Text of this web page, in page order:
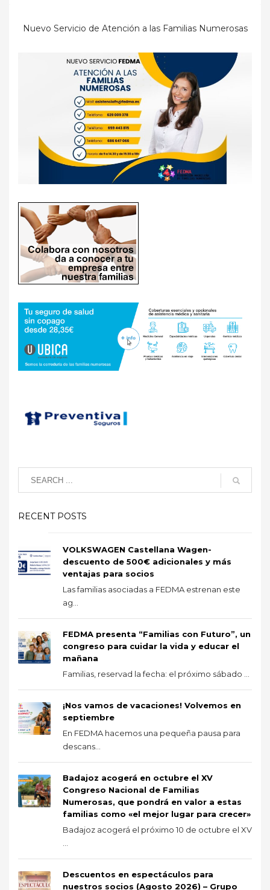
Nuevo Servicio de Atención a las Familias Numerosas
RECENT POSTS
VOLKSWAGEN Castellana Wagen-
descuento de 500€ adicionales y más
ventajas para socios
Las familias asociadas a FEDMA estrenan este
ag...
FEDMA presenta “Familias con Futuro”, un
congreso para cuidar la vida y educar el
mañana
Familias, reservad la fecha: el próximo sábado ...
¡Nos vamos de vacaciones! Volvemos en
septiembre
En FEDMA hacemos una pequeña pausa para
descans...
Badajoz acogerá en octubre el XV
Congreso Nacional de Familias
Numerosas, que pondrá en valor a estas
familias como «el mejor lugar para crecer»
Badajoz acogerá el próximo 10 de octubre el XV
...
Descuentos en espectáculos para
nuestros socios (Agosto 2026) – Grupo